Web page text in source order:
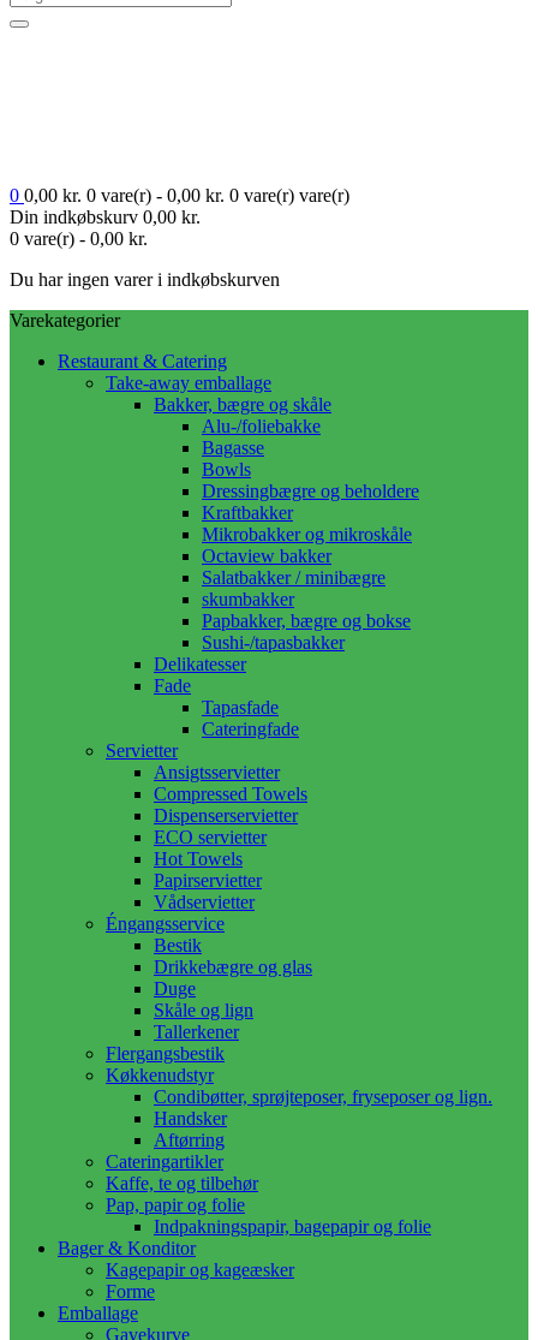
0 0,00 kr. 0 vare(r) - 0,00 kr. 0 vare(r) vare(r)
Din indkøbskurv 0,00 kr.
0 vare(r) - 0,00 kr.
Du har ingen varer i indkøbskurven
Varekategorier
Restaurant & Catering
Take-away emballage
Bakker, bægre og skåle
Alu-/foliebakke
Bagasse
Bowls
Dressingbægre og beholdere
Kraftbakker
Mikrobakker og mikroskåle
Octaview bakker
Salatbakker / minibægre
skumbakker
Papbakker, bægre og bokse
Sushi-/tapasbakker
Delikatesser
Fade
Tapasfade
Cateringfade
Servietter
Ansigtsservietter
Compressed Towels
Dispenserservietter
ECO servietter
Hot Towels
Papirservietter
Vådservietter
Éngangsservice
Bestik
Drikkebægre og glas
Duge
Skåle og lign
Tallerkener
Flergangsbestik
Køkkenudstyr
Condibøtter, sprøjteposer, fryseposer og lign.
Handsker
Aftørring
Cateringartikler
Kaffe, te og tilbehør
Pap, papir og folie
Indpakningspapir, bagepapir og folie
Bager & Konditor
Kagepapir og kageæsker
Forme
Emballage
Gavekurve